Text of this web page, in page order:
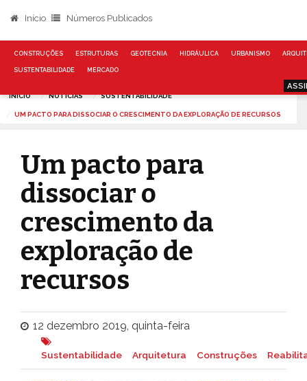
Início Números Publicados
CONSTRUÇÕES ESTRUTURAS GEOTECNIA HIDRÁULICA URBANISMO
SUSTENTABILIDADE MERCADO
INÍCIO NOTÍCIAS SUSTENTABILIDADE
UM PACTO PARA DISSOCIAR O CRESCIMENTO DA EXPLORAÇÃO DE RECURSOS
Um pacto para
dissociar o
crescimento da
exploração de
recursos
12 dezembro 2019, quinta-feira
Sustentabilidade Arquitetura Construções